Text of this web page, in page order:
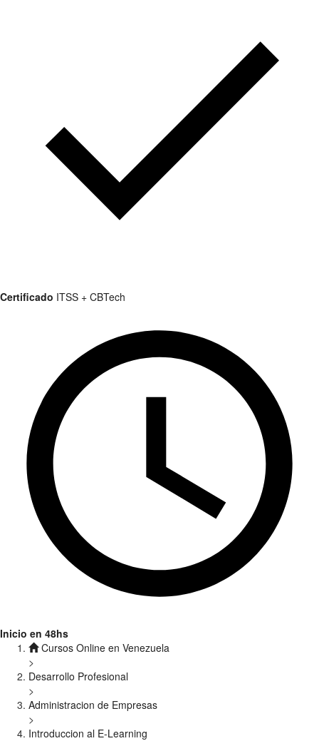
Certificado ITSS + CBTech
Inicio en 48hs
Cursos Online en Venezuela
>
Desarrollo Profesional
>
Administracion de Empresas
>
Introduccion al E-Learning